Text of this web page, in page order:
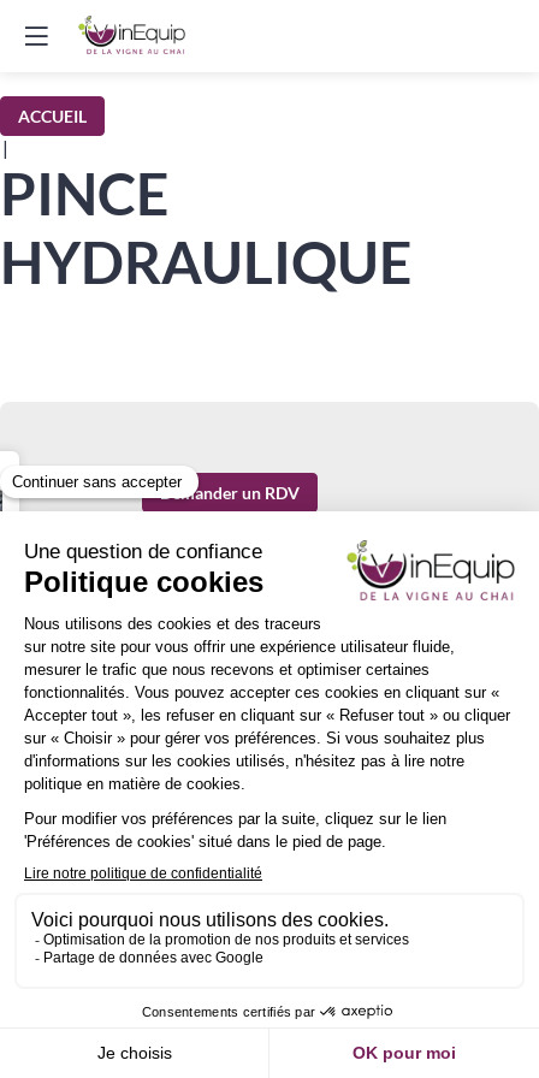
ACCUEIL
|
PINCE
HYDRAULIQUE
Demander un RDV
Envoyer un message
Demander un RDV
INSCRIPTIONNEWSLETTER